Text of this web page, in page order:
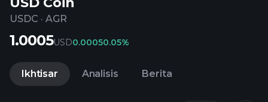
USDC · AGR
1.0005USD0.00050.05%
Ikhtisar Analisis Berita